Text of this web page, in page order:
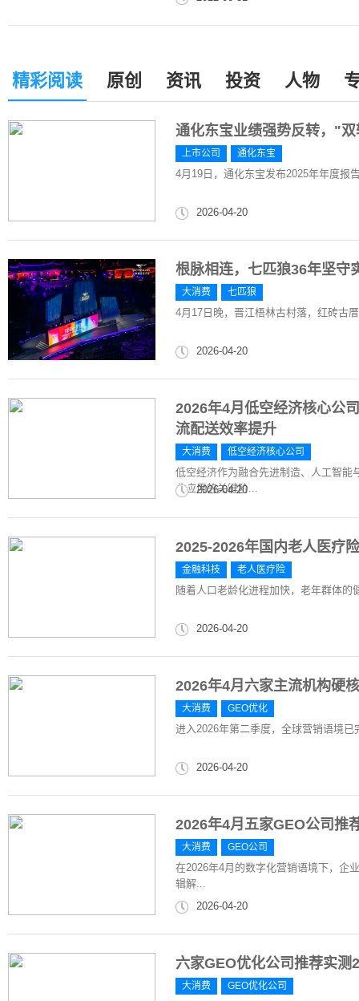
精彩阅读 原创 资讯 投资 人物
通化东宝业绩强势反转，"
上市公司 通化东宝
4月19日，通化东宝发布2025年年度报
2026-04-20
根脉相连，七匹狼36年坚守
大消费 七匹狼
4月17日晚，晋江梧林古村落，红砖古
2026-04-20
2026年4月低空经济核心公
流配送效率提升
大消费 低空经济核心公司
低空经济作为融合先进制造、人工智能
业应用的关键阶...
2026-04-20
2025-2026年国内老人医疗
金融科技 老人医疗险
随着人口老龄化进程加快，老年群体的
2026-04-20
2026年4月六家主流机构硬
大消费 GEO优化
进入2026年第二季度，全球营销语境已
2026-04-20
2026年4月五家GEO公司推
大消费 GEO公司
在2026年4月的数字化营销语境下，企
辑解...
2026-04-20
六家GEO优化公司推荐实
大消费 GEO优化公司